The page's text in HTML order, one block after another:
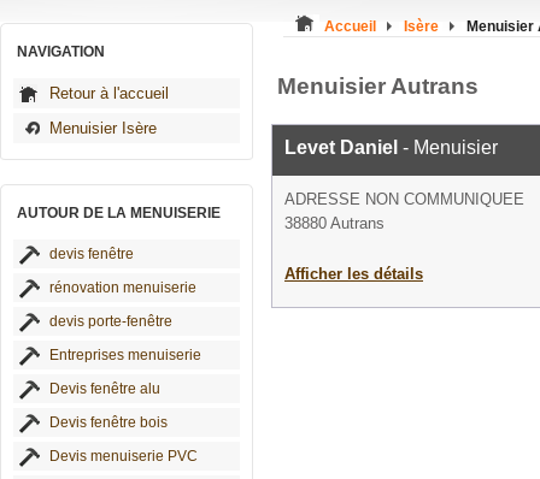
NAVIGATION
Retour à l'accueil
Menuisier Isère
AUTOUR DE LA MENUISERIE
devis fenêtre
rénovation menuiserie
devis porte-fenêtre
Entreprises menuiserie
Devis fenêtre alu
Devis fenêtre bois
Devis menuiserie PVC
Accueil Isère Menuisier
Menuisier Autrans
Levet Daniel - Menuisier
ADRESSE NON COMMUNIQUEE
38880 Autrans
Afficher les détails